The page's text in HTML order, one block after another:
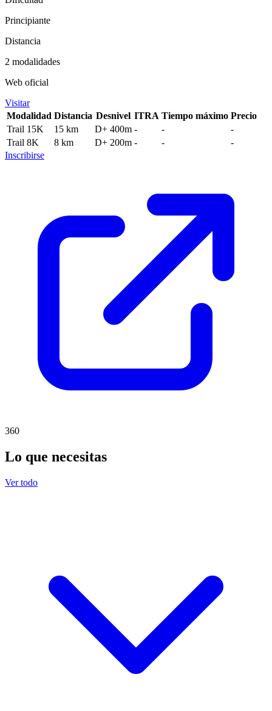
Principiante
Distancia
2 modalidades
Web oficial
Visitar
Modalidad Distancia Desnivel ITRA Tiempo máximo Precio
Trail 15K
15 km D+ 400m - -
-
Trail 8K
8 km D+ 200m - -
-
Inscribirse
360
Lo que necesitas
Ver todo